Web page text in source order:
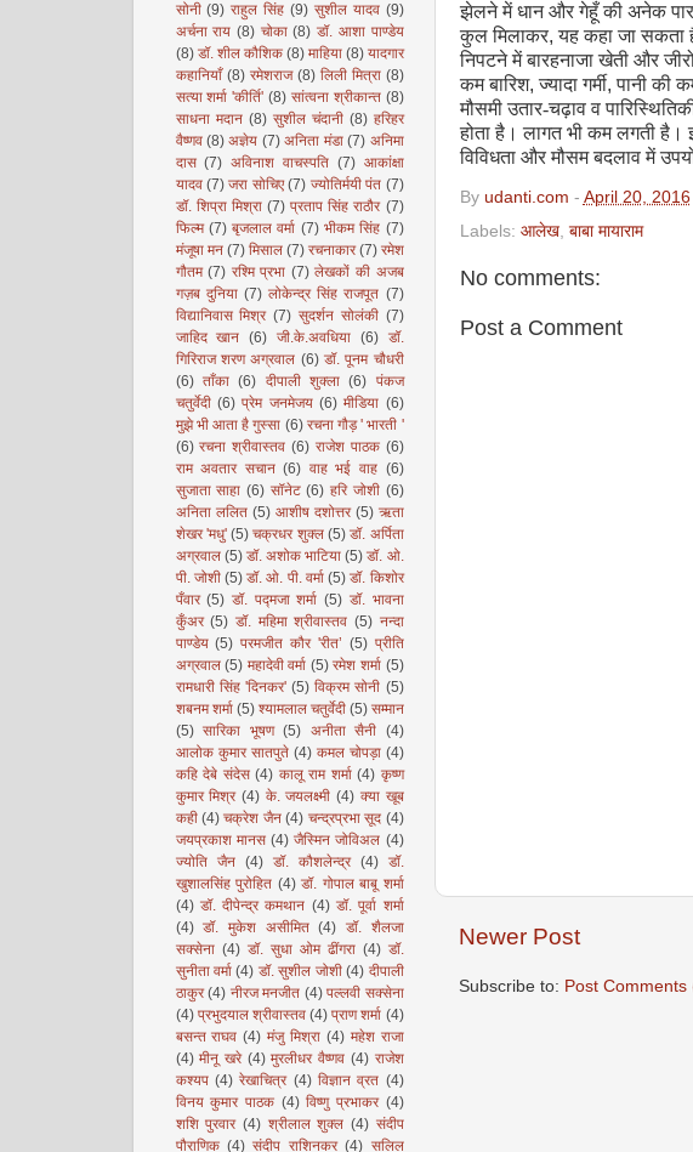
झेलने में धान और गेहूँ की अनेक
कुल मिलाकर,यह कहा जा सकता
निपटने में बारहनाजा खेती और
कम बारिश,ज्यादा गर्मी,पानी की
मौसमी उतार-चढ़ाव व
होता है। लागत भी कम लगती है।
विविधता और मौसम बदलाव में
By udanti.com - April 20, 2016
Labels: आलेख, बाबा मायाराम
No comments:
Post a Comment
Newer Post
Subscribe to: Post Comments
सोनी (9) राहुल सिंह (9) सुशील यादव (9)
अर्चना राय (8) चोका (8) डॉ. आशा पाण्डेय
(8) डॉ. शील कौशिक (8) माहिया (8) यादगार
कहानियाँ (8) रमेशराज (8) लिली मित्रा (8)
सत्या शर्मा 'कीर्ति' (8) सांत्वना श्रीकान्त (8)
साधना मदान (8) सुशील चंदानी (8) हरिहर
वैष्णव (8) अज्ञेय (7) अनिता मंडा (7) अनिमा
दास (7) अविनाश वाचस्पति (7) आकांक्षा
यादव (7) जरा सोचिए (7) ज्योतिर्मयी पंत (7)
डॉ. शिप्रा मिश्रा (7) प्रताप सिंह राठौर (7)
फिल्म (7) बृजलाल वर्मा (7) भीकम सिंह (7)
मंजूषा मन (7) मिसाल (7) रचनाकार (7) रमेश
गौतम (7) रश्मि प्रभा (7) लेखकों की अजब
गज़ब दुनिया (7) लोकेन्द्र सिंह राजपूत (7)
विद्यानिवास मिश्र (7) सुदर्शन सोलंकी (7)
जाहिद खान (6) जी.के.अवधिया (6) डॉ.
गिरिराज शरण अग्रवाल (6) डॉ. पूनम चौधरी
(6) ताँका (6) दीपाली शुक्ला (6) पंकज
चतुर्वेदी (6) प्रेम जनमेजय (6) मीडिया (6)
मुझे भी आता है गुस्सा (6) रचना गौड़ ' भारती '
(6) रचना श्रीवास्तव (6) राजेश पाठक (6)
राम अवतार सचान (6) वाह भई वाह (6)
सुजाता साहा (6) सॉनेट (6) हरि जोशी (6)
अनिता ललित (5) आशीष दशोत्तर (5) ऋता
शेखर 'मधु' (5) चक्रधर शुक्ल (5) डॉ. अर्पिता
अग्रवाल (5) डॉ. अशोक भाटिया (5) डॉ. ओ.
पी. जोशी (5) डॉ. ओ. पी. वर्मा (5) डॉ. किशोर
पँवार (5) डॉ. पद्मजा शर्मा (5) डॉ. भावना
कुँअर (5) डॉ. महिमा श्रीवास्तव (5) नन्दा
पाण्डेय (5) परमजीत कौर 'रीत’ (5) प्रीति
अग्रवाल (5) महादेवी वर्मा (5) रमेश शर्मा (5)
रामधारी सिंह 'दिनकर' (5) विक्रम सोनी (5)
शबनम शर्मा (5) श्यामलाल चतुर्वेदी (5) सम्मान
(5) सारिका भूषण (5) अनीता सैनी (4)
आलोक कुमार सातपुते (4) कमल चोपड़ा (4)
कहि देबे संदेस (4) कालू राम शर्मा (4) कृष्ण
कुमार मिश्र (4) के. जयलक्ष्मी (4) क्या खूब
कही (4) चक्रेश जैन (4) चन्द्रप्रभा सूद (4)
जयप्रकाश मानस (4) जैस्मिन जोविअल (4)
ज्योति जैन
(4) डॉ. कौशलेन्द्र (4)
डॉ.
खुशालसिंह पुरोहित (4) डॉ. गोपाल बाबू शर्मा
(4) डॉ. दीपेन्द्र कमथान (4) डॉ. पूर्वा शर्मा
(4) डॉ. मुकेश असीमित (4) डॉ. शैलजा
सक्सेना (4) डॉ. सुधा ओम ढींगरा (4) डॉ.
सुनीता वर्मा (4) डॉ. सुशील जोशी (4) दीपाली
ठाकुर (4) नीरज मनजीत (4) पल्लवी सक्सेना
(4) प्रभुदयाल श्रीवास्तव (4) प्राण शर्मा (4)
बसन्त राघव (4) मंजु मिश्रा (4) महेश राजा
(4) मीनू खरे (4) मुरलीधर वैष्णव (4) राजेश
कश्यप (4) रेखाचित्र (4) विज्ञान व्रत (4)
विनय कुमार पाठक (4) विष्णु प्रभाकर (4)
शशि पुरवार (4) श्रीलाल शुक्ल (4) संदीप
पौराणिक (4) संदीप राशिनकर (4) सलिल